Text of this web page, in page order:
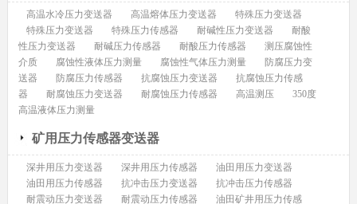
高温水冷压力变送器 高温熔体压力变送器
特殊压力变送器
特殊压力变送器
特殊压力传感器 耐碱性压力变送器
耐酸
性压力变送器
耐碱压力传感器 耐酸压力传感器
测压腐蚀性
介质
腐蚀性液体压力测量 腐蚀性气体压力测量
防腐压力变
送器
防腐压力传感器 抗腐蚀压力变送器
抗腐蚀压力传感
器
耐腐蚀压力变送器 耐腐蚀压力传感器 高温测压
350度
高温液体压力测量
矿用压力传感器变送器
深井用压力变送器 深井用压力传感器
油田用压力变送器
油田用压力传感器
抗冲击压力变送器
抗冲击压力传感器
耐震动压力变送器
耐震动压力传感器
油田矿井用压力传感